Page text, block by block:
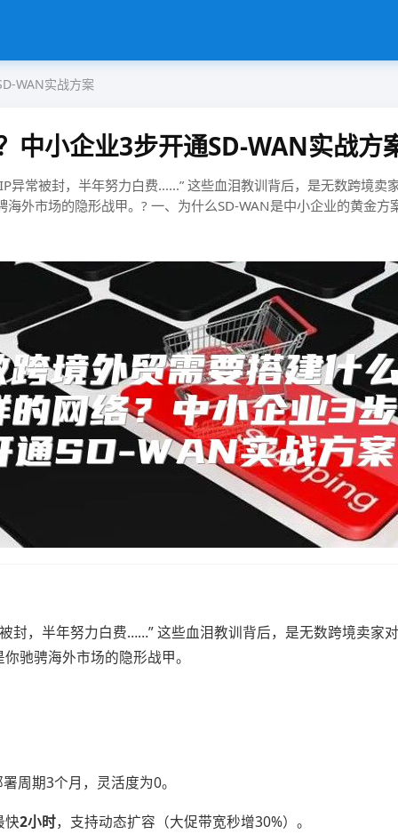
WAN实战方案
中小企业3步开通SD-WAN实战方
异常被封，半年努力白费……” 这些血泪教训背后，是无数跨境
外市场的隐形战甲。? ​​一、为什么SD-WAN是中小企业的黄金
封，半年努力白费……” 这些血泪教训背后，是无数跨境卖家
驰骋海外市场的隐形战甲。
周期3个月，灵活度为0。
快​​2小时​​，支持动态扩容（大促带宽秒增30%）。